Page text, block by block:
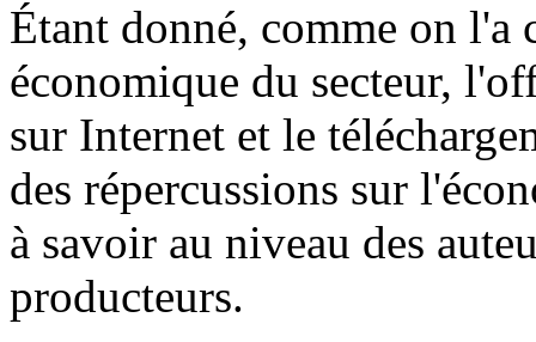
Étant donné, comme on l'a
économique du secteur,
sur Internet et le
des répercussions sur
à savoir au niveau des
producteurs.